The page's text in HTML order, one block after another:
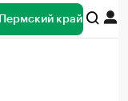
Пермский край